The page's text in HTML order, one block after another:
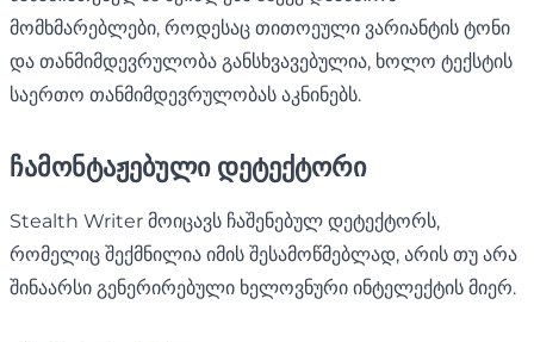
მომხმარებლები, როდესაც თითოეული ვარიანტის ტონი
და თანმიმდევრულობა განსხვავებულია, ხოლო ტექსტის
საერთო თანმიმდევრულობას აკნინებს.
ჩამონტაჟებული დეტექტორი
Stealth Writer მოიცავს ჩაშენებულ დეტექტორს,
რომელიც შექმნილია იმის შესამოწმებლად, არის თუ არა
შინაარსი გენერირებული ხელოვნური ინტელექტის მიერ.